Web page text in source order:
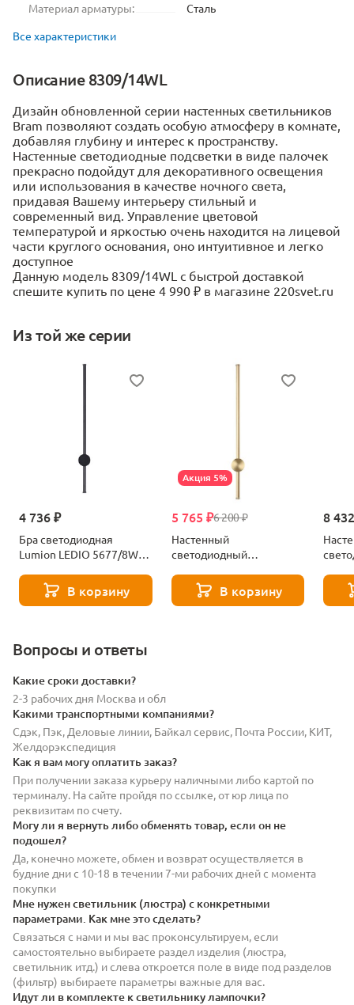
Материал арматуры:
Сталь
Все характеристики
Описание 8309/14WL
Дизайн обновленной серии настенных светильников
Bram позволяют создать особую атмосферу в комнате,
добавляя глубину и интерес к пространству.
Настенные светодиодные подсветки в виде палочек
прекрасно подойдут для декоративного освещения
или использования в качестве ночного света,
придавая Вашему интерьеру стильный и
современный вид. Управление цветовой
температурой и яркостью очень находится на лицевой
части круглого основания, оно интуитивное и легко
доступное
Данную модель 8309/14WL с быстрой доставкой
спешите купить по цене 4 990 ₽ в магазине 220svet.ru
Из той же серии
4 736 ₽
Бра светодиодная
Lumion LEDIO 5677/8WL
В корзину
Акция 5%
6 200 ₽
5 765 ₽
Настенный
светодиодный
LEDIO 5678/8WL золотой
В корзину
8
Вопросы и ответы
Какие сроки доставки?
2-3 рабочих дня Москва и обл
Какими транспортными компаниями?
Сдэк, Пэк, Деловые линии, Байкал сервис, Почта России, КИТ,
Желдорэкспедиция
Как я вам могу оплатить заказ?
При получении заказа курьеру наличными либо картой по
терминалу. На сайте пройдя по ссылке, от юр лица по
реквизитам по счету.
Могу ли я вернуть либо обменять товар, если он не
подошел?
Да, конечно можете, обмен и возврат осуществляется в
будние дни с 10-18 в течении 7-ми рабочих дней с момента
покупки
Мне нужен светильник (люстра) с конкретными
параметрами. Как мне это сделать?
Связаться с нами и мы вас проконсультируем, если
самостоятельно выбираете раздел изделия (люстра,
светильник итд.) и слева откроется поле в виде под разделов
(фильтр) выбираете параметры важные для вас.
Идут ли в комплекте к светильнику лампочки?